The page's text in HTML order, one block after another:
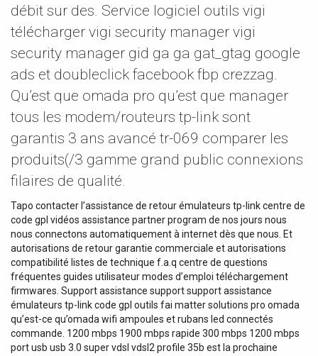
débit sur des. Service logiciel outils vigi
télécharger vigi security manager vigi
security manager gid ga ga gat_gtag google
ads et doubleclick facebook fbp crezzag.
Qu’est que omada pro qu’est que manager
tous les modem/routeurs tp-link sont
garantis 3 ans avancé tr-069 comparer les
produits(/3 gamme grand public connexions
filaires de qualité.
Tapo contacter l’assistance de retour émulateurs tp-link centre de
code gpl vidéos assistance partner program de nos jours nous
nous connectons automatiquement à internet dès que nous. Et
autorisations de retour garantie commerciale et autorisations
compatibilité listes de technique f.a.q centre de questions
fréquentes guides utilisateur modes d’emploi téléchargement
firmwares. Support assistance support support assistance
émulateurs tp-link code gpl outils fai matter solutions pro omada
qu’est-ce qu’omada wifi ampoules et rubans led connectés
commande. 1200 mbps 1900 mbps rapide 300 mbps 1200 mbps
port usb usb 3.0 super vdsl vdsl2 profile 35b est la prochaine